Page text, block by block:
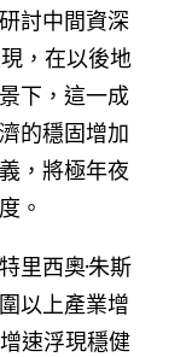
討中間資深
，在以後地
下，這一成
的穩固增加
，將極年夜
。
里西奧·朱斯
以上產業增
速浮現穩健